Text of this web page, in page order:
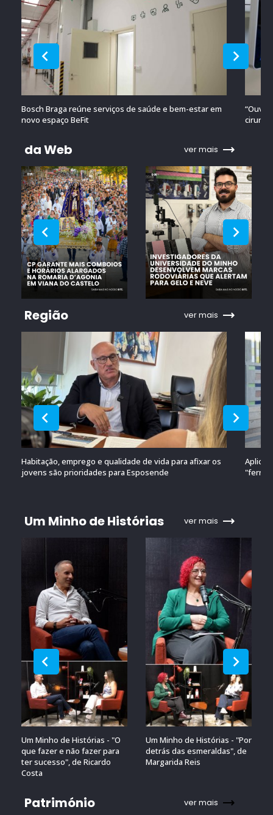
Bosch Braga reúne serviços de saúde e bem-estar em
novo espaço BeFit
da Web ver mais
Região ver mais
Habitação, emprego e qualidade de vida para afixar os
jovens são prioridades para Esposende
Um Minho de Histórias ver mais
Um Minho de Histórias - "O
que fazer e não fazer para
ter sucesso", de Ricardo
Costa
Um Minho de Histórias - "Por
detrás das esmeraldas", de
Margarida Reis
Património ver mais